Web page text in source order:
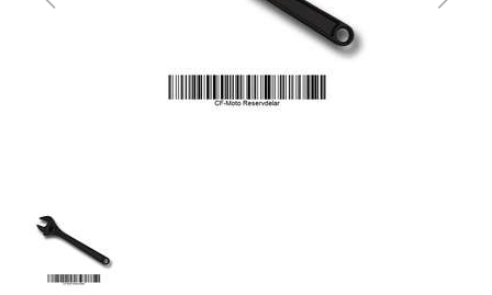
Sprängskisser